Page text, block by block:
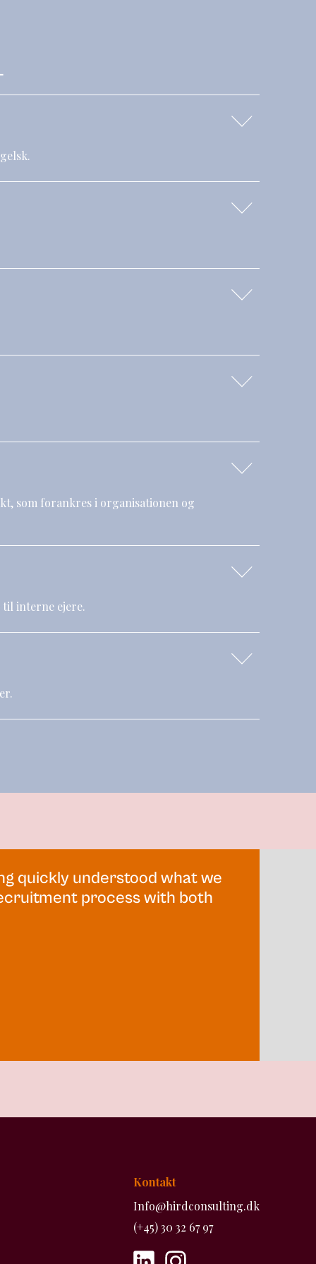
som forankres i organisationen og
til interne ejere.
quickly understood what we
process with both
Kontakt
Info@hirdconsulting.dk
(+45) 30 32 67 97